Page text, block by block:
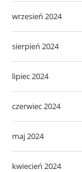
wrzesień 2024
sierpień 2024
lipiec 2024
czerwiec 2024
maj 2024
kwiecień 2024